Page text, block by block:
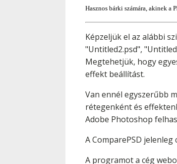
Hasznos bárki számára, akinek a
Képzeljük el az alábbi
"Untitled2.psd",
Megtehetjük, hogy
effekt beállítást.
Van ennél egyszerűbb
rétegenként és
Adobe Photoshop
A ComparePSD jelenleg
A programot a cég